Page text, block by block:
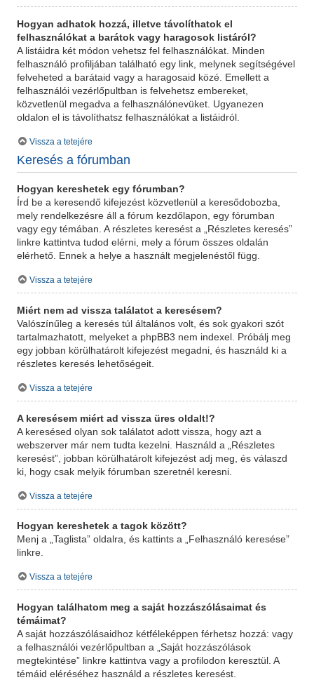
Hogyan adhatok hozzá, illetve távolíthatok el
felhasználókat a barátok vagy haragosok listáról?
A listáidra két módon vehetsz fel felhasználókat. Minden
felhasználó profiljában található egy link, melynek segítségével
felveheted a barátaid vagy a haragosaid közé. Emellett a
felhasználói vezérlőpultban is felvehetsz embereket,
közvetlenül megadva a felhasználónevüket. Ugyanezen
oldalon el is távolíthatsz felhasználókat a listáidról.
Vissza a tetejére
Keresés a fórumban
Hogyan kereshetek egy fórumban?
Írd be a keresendő kifejezést közvetlenül a keresődobozba,
mely rendelkezésre áll a fórum kezdőlapon, egy fórumban
vagy egy témában. A részletes keresést a „Részletes keresés”
linkre kattintva tudod elérni, mely a fórum összes oldalán
elérhető. Ennek a helye a használt megjelenéstől függ.
Vissza a tetejére
Miért nem ad vissza találatot a keresésem?
Valószínűleg a keresés túl általános volt, és sok gyakori szót
tartalmazhatott, melyeket a phpBB3 nem indexel. Próbálj meg
egy jobban körülhatárolt kifejezést megadni, és használd ki a
részletes keresés lehetőségeit.
Vissza a tetejére
A keresésem miért ad vissza üres oldalt!?
A keresésed olyan sok találatot adott vissza, hogy azt a
webszerver már nem tudta kezelni. Használd a „Részletes
keresést”, jobban körülhatárolt kifejezést adj meg, és válaszd
ki, hogy csak melyik fórumban szeretnél keresni.
Vissza a tetejére
Hogyan kereshetek a tagok között?
Menj a „Taglista” oldalra, és kattints a „Felhasználó keresése”
linkre.
Vissza a tetejére
Hogyan találhatom meg a saját hozzászólásaimat és
témáimat?
A saját hozzászólásaidhoz kétféleképpen férhetsz hozzá: vagy
a felhasználói vezérlőpultban a „Saját hozzászólások
megtekintése” linkre kattintva vagy a profilodon keresztül. A
témáid eléréséhez használd a részletes keresést.